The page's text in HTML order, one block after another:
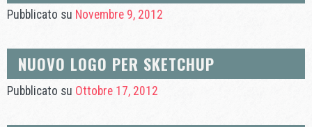
Pubblicato su Novembre 9, 2012
NUOVO LOGO PER SKETCHUP
Pubblicato su Ottobre 17, 2012